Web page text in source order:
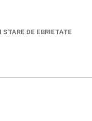
STARE DE EBRIETATE